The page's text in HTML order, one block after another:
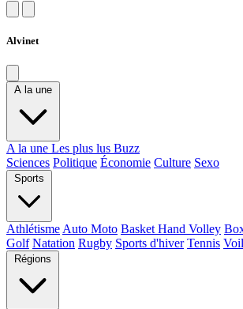
Alvinet
A la une
A la une Les plus lus Buzz
Sciences Politique Économie Culture Sexo
Sports
Athlétisme Auto Moto Basket Hand Volley
Golf Natation Rugby Sports d'hiver Tennis
Régions